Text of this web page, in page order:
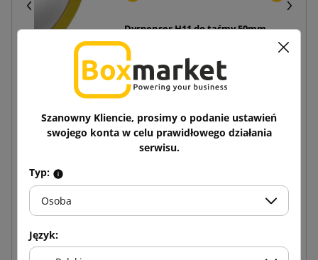
2 kolory Akryl 48/60
Dyspenser H11 do taśmy 50mm
21,81 zł
Szanowny Kliencie, prosimy o podanie ustawień
swojego konta w celu prawidłowego działania
serwisu.
Typ:
Osoba
Język: